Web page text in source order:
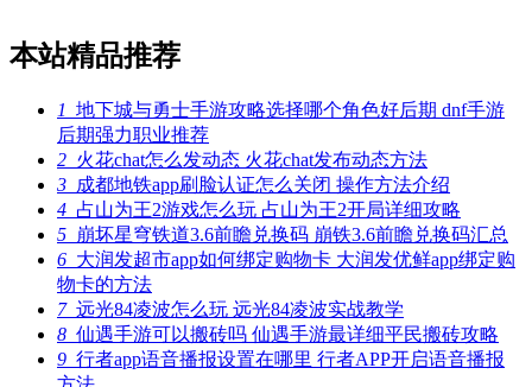
本站精品推荐
1 地下城与勇士手游攻略选择哪个角色好后期 dnf手游
后期强力职业推荐
2 火花chat怎么发动态 火花chat发布动态方法
3 成都地铁app刷脸认证怎么关闭 操作方法介绍
4 占山为王2游戏怎么玩 占山为王2开局详细攻略
5 崩坏星穹铁道3.6前瞻兑换码 崩铁3.6前瞻兑换码汇总
6 大润发超市app如何绑定购物卡 大润发优鲜app绑定购
物卡的方法
7远光84凌波怎么玩 远光84凌波实战教学
8 仙遇手游可以搬砖吗 仙遇手游最详细平民搬砖攻略
9 行者app语音播报设置在哪里 行者APP开启语音播报